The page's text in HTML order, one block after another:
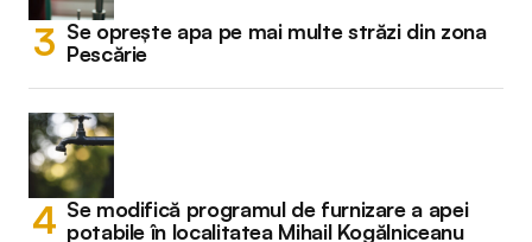
Se oprește apa pe mai multe străzi din zona
Pescărie
Se modifică programul de furnizare a apei
potabile în localitatea Mihail Kogălniceanu